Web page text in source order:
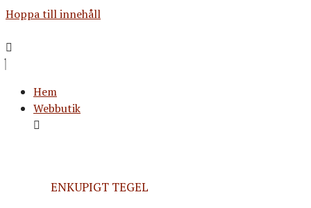
Hoppa till innehåll
Hem
Webbutik
ENKUPIGT TEGEL